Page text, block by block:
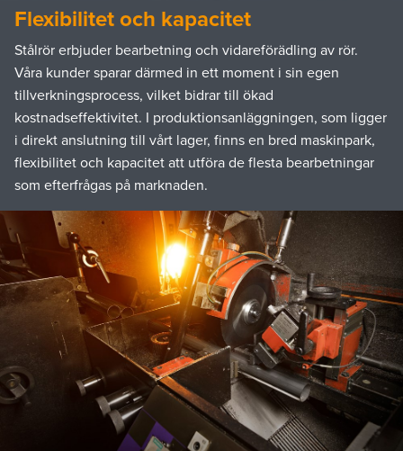
Flexibilitet och kapacitet
Stålrör erbjuder bearbetning och vidareförädling av rör.
Våra kunder sparar därmed in ett moment i sin egen
tillverkningsprocess, vilket bidrar till ökad
kostnadseffektivitet. I produktionsanläggningen, som ligger
i direkt anslutning till vårt lager, finns en bred maskinpark,
flexibilitet och kapacitet att utföra de flesta bearbetningar
som efterfrågas på marknaden.